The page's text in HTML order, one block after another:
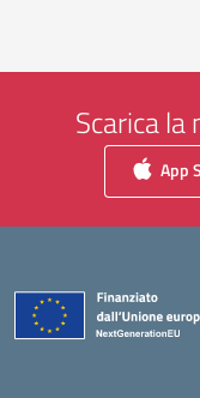
Scarica
App